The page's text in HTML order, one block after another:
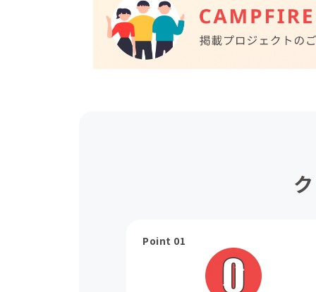
Point 01